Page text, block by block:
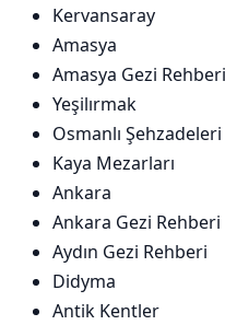
Kervansaray
Amasya
Amasya Gezi Rehberi
Yeşilırmak
Osmanlı Şehzadeleri
Kaya Mezarları
Ankara
Ankara Gezi Rehberi
Aydın Gezi Rehberi
Didyma
Antik Kentler